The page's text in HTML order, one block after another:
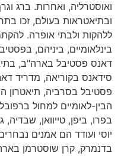
ואוסטרליה, ואחרות. ברג
ובתיאטראות בעולם, זכו
ללהקות ולבתי אופרה. להקתם
בינלאומיים, ביניהם,
דאנס פסטיבל בארה"ב,
סידאנס בקוריאה, מדריד
פסטיבל בסרביה, תיאטרון
הבין-לאומיים למחול
בפרו, ביפן, טייוואן, שבדיה,
יוסי ועודד הם אמנים
בדנמרק, קרן שוסטרמן בארה"ב,